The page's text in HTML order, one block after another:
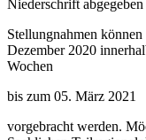
Niederschrift
Stellungnahmen
Dezember 2020
Wochen
bis zum 05. März 2021
vorgebracht werden.